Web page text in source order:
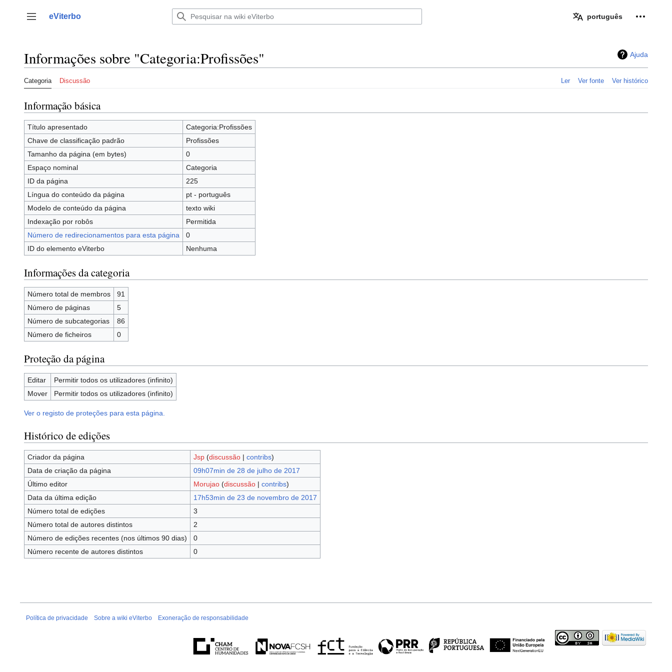
para
Alternar barra lateral
eViterbo português
Ajuda
Informações sobre "Categoria:Profissões"
Categoria Discussão Ler Ver fonte Ver histórico
Informação básica
Título apresentado
Categoria:Profissões
Chave de classificação padrão
Profissões
Tamanho da página (em bytes)
0
Espaço nominal
Categoria
ID da página
225
Língua do conteúdo da página
pt - português
Modelo de conteúdo da página
texto wiki
Indexação por robôs
Permitida
Número de redirecionamentos para esta página
0
ID do elemento eViterbo
Nenhuma
Informações da categoria
Número total de membros
91
Número de páginas
5
Número de subcategorias
86
Número de ficheiros
0
Proteção da página
Editar
Permitir todos os utilizadores (infinito)
Mover
Permitir todos os utilizadores (infinito)
Ver o registo de proteções para esta página.
Histórico de edições
Criador da página Jsp (discussão| contribs)
Data de criação da página
09h07min de 28 de julho de 2017
Último editor
Morujao (discussão| contribs)
Data da última edição
17h53min de 23 de novembro de 2017
Número total de edições
3
Número total de autores distintos
2
Número de edições recentes (nos últimos 90 dias)
0
Número recente de autores distintos
0
Política de privacidade Sobre a wiki eViterbo Exoneração de responsabilidade